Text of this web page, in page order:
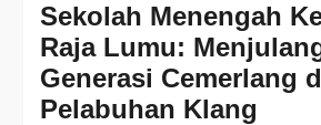
Sekolah Menengah
Raja Lumu:
Generasi Cemerlang
Pelabuhan Klang